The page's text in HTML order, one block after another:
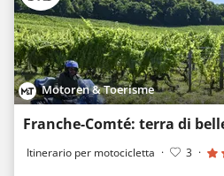
Motoren & Toerisme
Franche-Comté: terra di
Itinerario per motocicletta · 3 ·